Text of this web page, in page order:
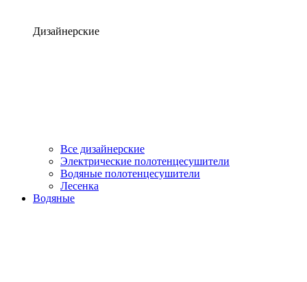
Дизайнерские
Все дизайнерские
Электрические полотенцесушители
Водяные полотенцесушители
Лесенка
Водяные